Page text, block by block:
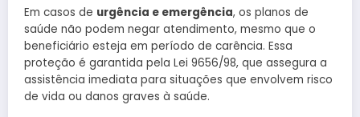
Em casos de urgência e emergência, os planos de
saúde não podem negar atendimento, mesmo que o
beneficiário esteja em período de carência. Essa
proteção é garantida pela Lei 9656/98, que assegura a
assistência imediata para situações que envolvem risco
de vida ou danos graves à saúde.